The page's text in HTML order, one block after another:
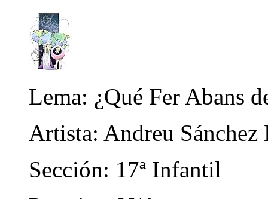
Lema: ¿Qué Fer Abans
Artista: Andreu Sánchez
Sección: 17ª Infantil